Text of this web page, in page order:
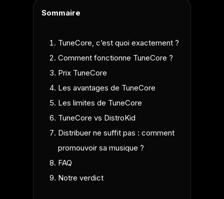
Sommaire
TuneCore, c’est quoi exactement ?
Comment fonctionne TuneCore ?
Prix TuneCore
Les avantages de TuneCore
Les limites de TuneCore
TuneCore vs DistroKid
Distribuer ne suffit pas : comment
promouvoir sa musique ?
FAQ
Notre verdict